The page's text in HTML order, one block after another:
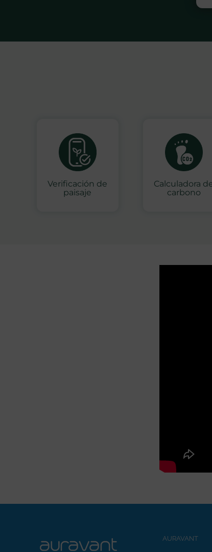
Verificación de
paisaje
Calculadora
carbono
AURAVANT